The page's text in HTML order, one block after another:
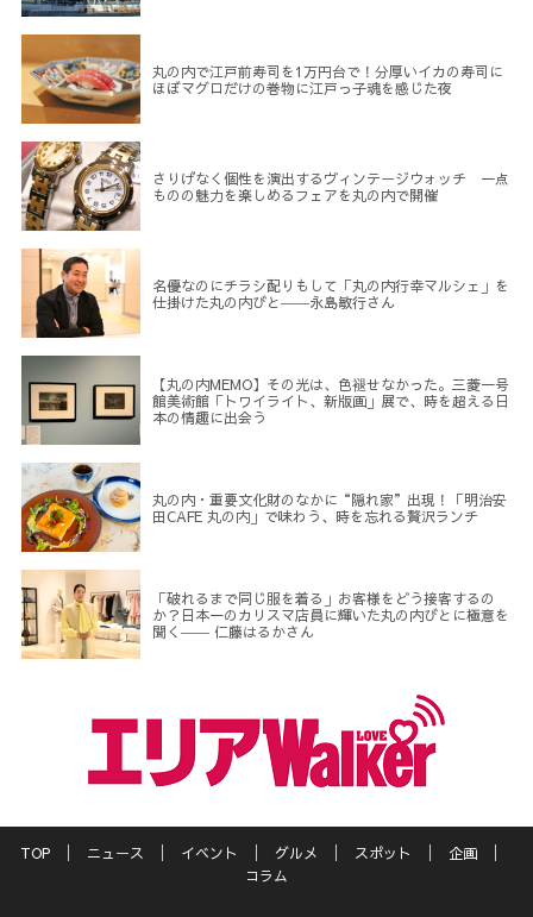
丸の内で江戸前寿司を1万円台で！分厚いイカの寿司に
ほぼマグロだけの巻物に江戸っ子魂を感じた夜
さりげなく個性を演出するヴィンテージウォッチ 一点
ものの魅力を楽しめるフェアを丸の内で開催
名優なのにチラシ配りもして「丸の内行幸マルシェ」を
仕掛けた丸の内びと――永島敏行さん
【丸の内MEMO】その光は、色褪せなかった。三菱一号
館美術館「トワイライト、新版画」展で、時を超える日
本の情趣に出会う
丸の内・重要文化財のなかに“隠れ家”出現！「明治安
田CAFE 丸の内」で味わう、時を忘れる贅沢ランチ
「破れるまで同じ服を着る」お客様をどう接客するの
か？日本一のカリスマ店員に輝いた丸の内びとに極意を
聞く―― 仁藤はるかさん
TOP ニュース イベント グルメ スポット
企画
コラム